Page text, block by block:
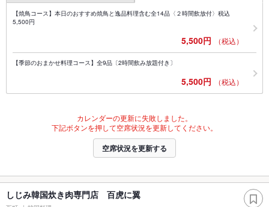
【焼鳥コース】本日のおすすめ焼鳥と逸品料理含む全14品〈２時間飲放付〉税込
5,500円
5,500円 （税込）
【季節のおまかせ料理コース】全9品〔2時間飲み放題付き〕
5,500円 （税込）
カレンダーの更新に失敗しました。
下記ボタンを押して空席状況を更新してください。
空席状況を更新する
しじみ韓国炊き肉専門店 百虎に翼